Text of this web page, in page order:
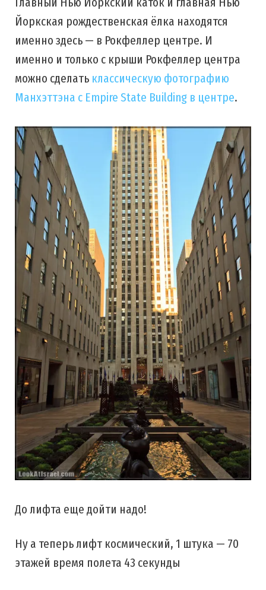
Йоркская рождественская ёлка находятся
именно здесь — в Рокфеллер центре. И
именно и только с крыши Рокфеллер центра
можно сделать классическую фотографию
Манхэттэна с Empire State Building в центре.
До лифта еще дойти надо!
Ну а теперь лифт космический, 1 штука — 70
этажей время полета 43 секунды